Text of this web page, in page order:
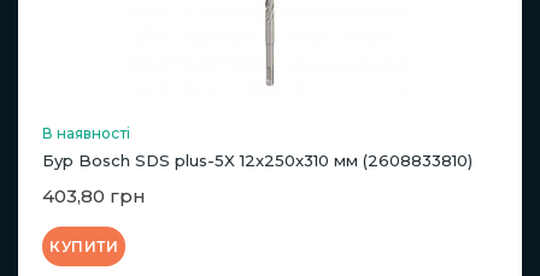
В наявності
Бур Bosch SDS plus-5X 12x250x310 мм (2608833810)
403,80 грн
КУПИТИ